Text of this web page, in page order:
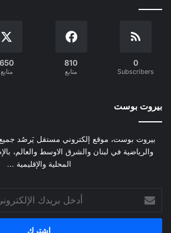
0
Subscribers
810
متابع
650
متابع
بيروت بوست
بيروت بوست، موقع إلكتروني مستقل يَرصُد جميع
والرياضية في لبنان والشرق الاوسط والعالم،
المحلية والإقليمية ...
بريدك
الإلكتروني